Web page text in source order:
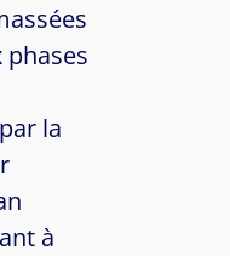
phases
la
à